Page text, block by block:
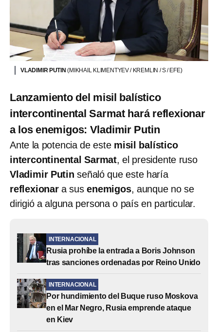
VLADIMIR PUTIN(MIKHAIL KLIMENTYEV / KREMLIN / S / EFE)
Lanzamiento del misil balístico
intercontinental Sarmat hará reflexionar
a los enemigos: Vladimir Putin
Ante la potencia de este misil balístico
intercontinental Sarmat, el presidente ruso
Vladimir Putinseñaló que este haría
reflexionara susenemigos, aunque no se
dirigió a alguna persona o país en particular.
INTERNACIONAL
Rusia prohíbe la entrada a Boris Johnson
tras sanciones ordenadas por Reino Unido
INTERNACIONAL
Por hundimiento del Buque ruso Moskova
en el Mar Negro, Rusia emprende ataque
en Kiev